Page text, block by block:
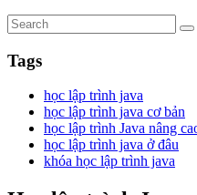
Tags
học lập trình java
học lập trình java cơ bản
học lập trình Java nâng
học lập trình java ở đâu
khóa học lập trình java